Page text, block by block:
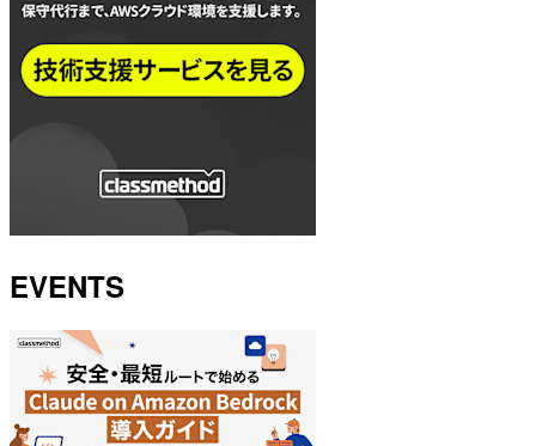
EVENTS